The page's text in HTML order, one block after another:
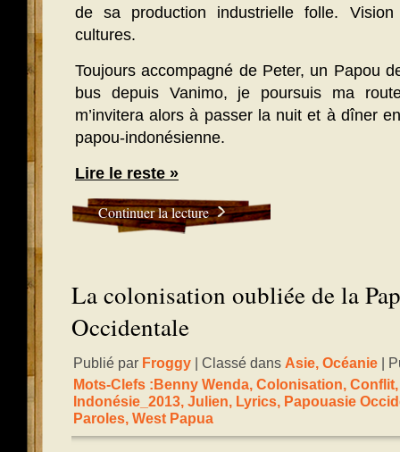
de sa production industrielle folle.
cultures.
Toujours accompagné de Peter, un Papou
bus depuis Vanimo, je poursuis ma
m’invitera alors à passer la nuit et à dîner
papou-indonésienne.
Lire le reste »
Continuer la lecture
La colonisation oubliée de la
Occidentale
Publié par Froggy | Classé dans Asie, Océanie |
Mots-Clefs :Benny Wenda, Colonisation, Conflit
Indonésie_2013, Julien, Lyrics, Papouasie
Paroles, West Papua